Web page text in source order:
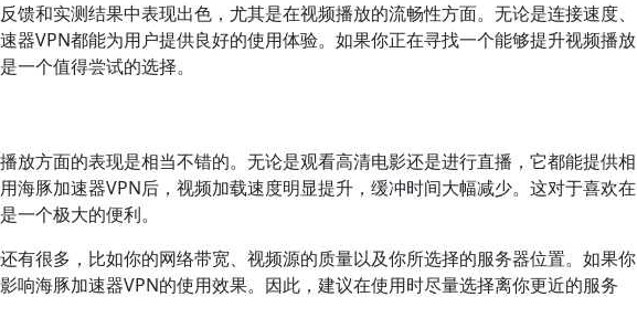
馈和实测结果中表现出色，尤其是在视频播放的流畅性方面。无论是连接速度、
器VPN都能为用户提供良好的使用体验。如果你正在寻找一个能够提升视频播放
一个值得尝试的选择。
放方面的表现是相当不错的。无论是观看高清电影还是进行直播，它都能提供相
海豚加速器VPN后，视频加载速度明显提升，缓冲时间大幅减少。这对于喜欢在
一个极大的便利。
有很多，比如你的网络带宽、视频源的质量以及你所选择的服务器位置。如果你
响海豚加速器VPN的使用效果。因此，建议在使用时尽量选择离你更近的服务